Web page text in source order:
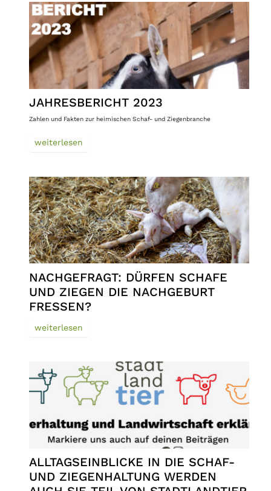
JAHRESBERICHT 2023
Zahlen und Fakten zur heimischen Schaf- und Ziegenbranche
weiterlesen
NACHGEFRAGT: DÜRFEN SCHAFE
UND ZIEGEN DIE NACHGEBURT
FRESSEN?
weiterlesen
ALLTAGSEINBLICKE IN DIE SCHAF-
UND ZIEGENHALTUNG WERDEN